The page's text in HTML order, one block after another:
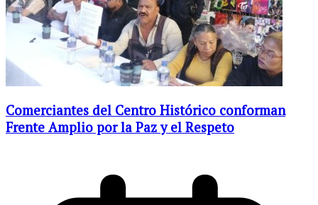
Comerciantes del Centro Histórico conforman
Frente Amplio por la Paz y el Respeto